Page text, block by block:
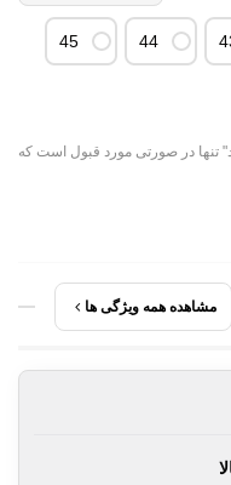
44
45
تنها در صورتی مورد قبول است که
مشاهده همه ویژگی ها